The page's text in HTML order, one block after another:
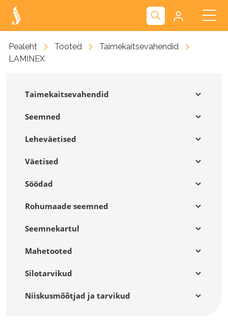
Kliendiportaal
Pealeht Tooted
Taimekaitsevahendid
LAMINEX
Taimekaitsevahendid
Seemned
Leheväetised
Väetised
Söödad
Rohumaade seemned
Seemnekartul
Mahetooted
Silotarvikud
Niiskusmõõtjad ja tarvikud